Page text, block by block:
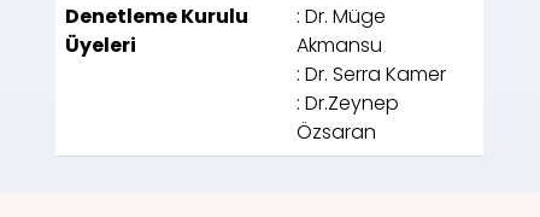
Denetleme Kurulu
Üyeleri
: Dr. Müge
Akmansu
: Dr. Serra Kamer
: Dr.Zeynep
Özsaran